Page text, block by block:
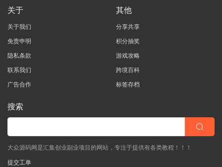
关于
关于我们
免责申明
隐私条款
联系我们
广告合作
其他
分享共享
积分抽奖
游戏攻略
跨境百科
标签存档
搜索
大众源码网是汇集创业副业项目的网站，专注于提供有各类教程！！！
提交工单